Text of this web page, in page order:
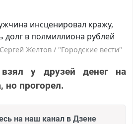
Желтов / "Городские вести"
у друзей денег на
но прогорел.
на наш канал в Дзене